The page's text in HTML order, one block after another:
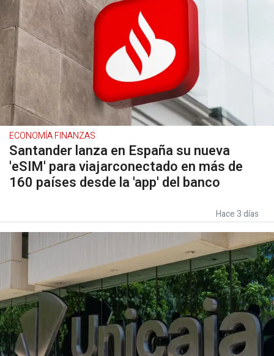
ECONOMÍA FINANZAS
Santander lanza en España su nueva
'eSIM' para viajarconectado en más de
160 países desde la 'app' del banco
Hace 3 días